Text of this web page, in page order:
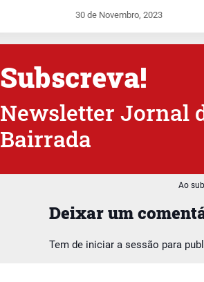
Deixar um
Tem de iniciar a sessão para
30 de Novembro, 2023
Subscreva!
Newsletter Jornal
Bairrada
Ao